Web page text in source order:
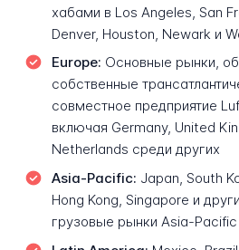
хабами в Los Angeles, San
Denver, Houston, Newark и
Europe: Основные рынки,
собственные
совместное предприятие
включая Germany, United
Netherlands среди других
Asia-Pacific: Japan, South
Hong Kong, Singapore и
грузовые рынки Asia-Pacific